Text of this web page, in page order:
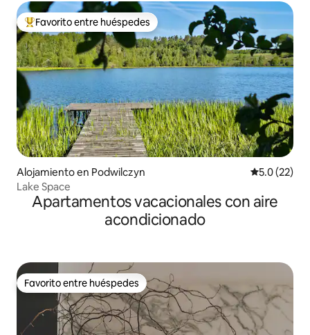
Favorito entre huéspedes preferido
Favorito entre huéspedes
Alojamiento en Podwilczyn Calificación
5.0 (22)
Lake Space
Apartamentos vacacionales con aire
acondicionado
Favorito entre huéspedes
Favorito entre huéspedes